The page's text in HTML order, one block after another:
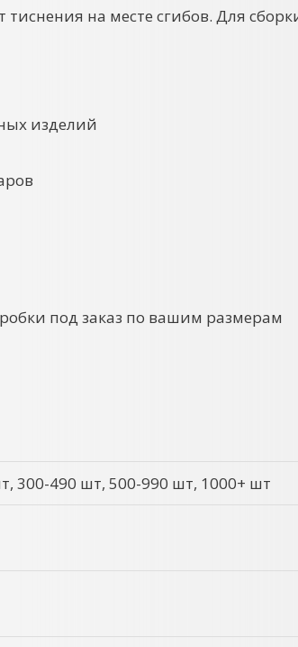
тиснения на месте сгибов. Для
изделий
под заказ по вашим размерам
300-490 шт, 500-990 шт, 1000+ шт